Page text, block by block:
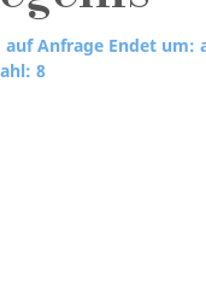
Anfrage Endet um:
8